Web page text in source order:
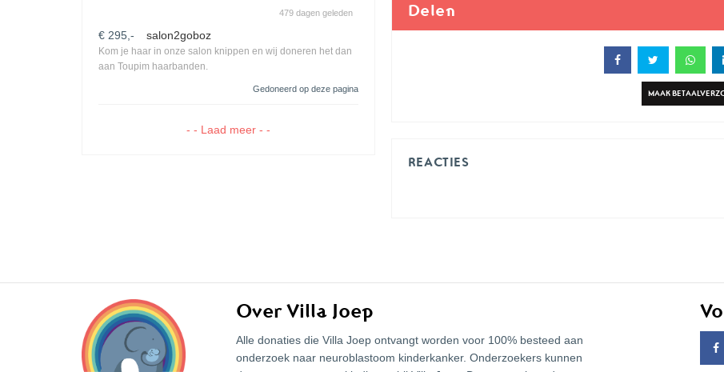
€ 295,- salon2goboz
Kom je haar in onze salon knippen en wij doneren het dan
aan Toupim haarbanden.
479 dagen geleden
Gedoneerd op deze pagina
- - Laad meer - -
Delen
MAAK
REACTIES
Over Villa Joep
Alle donaties die Villa Joep ontvangt worden voor 100% besteed aan
onderzoek naar neuroblastoom kinderkanker. Onderzoekers kunnen